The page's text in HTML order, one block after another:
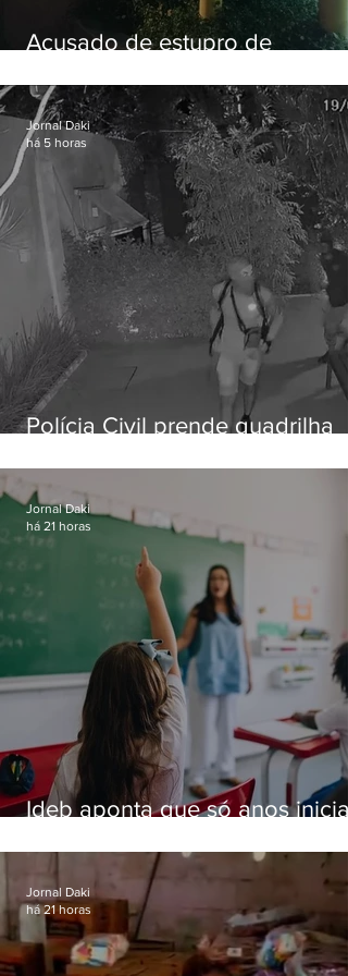
Acusado de estupro de
Polícia Civil prende quadrilha
residências de luxo no Rio
Jornal Daki
há 5 horas
Ideb aponta que só anos
educação
Jornal Daki
há 21 horas
Jornal Daki
há 21 horas